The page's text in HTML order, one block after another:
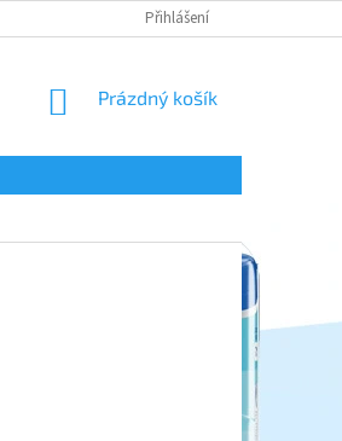
Přihlášení
NÁKUPNÍ
Prázdný košík